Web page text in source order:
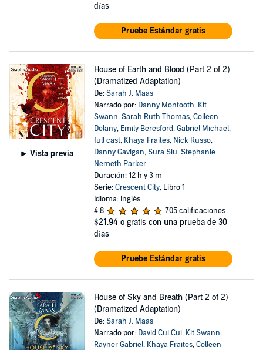
días
Pruebe Estándar gratis
Vista previa
House of Earth and Blood (Part 2 of 2)
(Dramatized Adaptation)
De:Sarah J. Maas
Narrado por: Danny Montooth, Kit
Swann,Sarah Ruth Thomas,Colleen
Delany, Emily Beresford,Gabriel Michael,
full cast, Khaya Fraites, Nick Russo,
Danny Gavigan,Sura Siu,Stephanie
Nemeth Parker
Duración: 12 h y 3 m
Serie:Crescent City, Libro 1
Idioma: Inglés
4.8
705 calificaciones
$21.94 o gratis con una prueba de 30
días
Pruebe Estándar gratis
House of Sky and Breath (Part 2 of 2)
(Dramatized Adaptation)
De:Sarah J. Maas
Narrado por: David Cui Cui, Kit Swann,
Rayner Gabriel, Khaya Fraites,Colleen